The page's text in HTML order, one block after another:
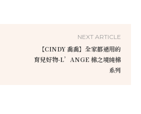
NEXT ARTICLE
【CINDY 喬喬】全家都適用的
育兒好物-L’ANGE 棉之境純棉
系列